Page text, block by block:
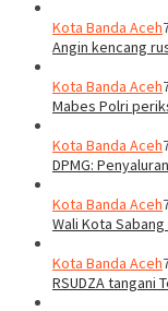
Kota Banda Aceh
Angin kencang
Kota Banda Aceh
Mabes Polri
Kota Banda Aceh
DPMG:
Kota Banda Aceh
Wali Kota
Kota Banda Aceh
RSUDZA tangani